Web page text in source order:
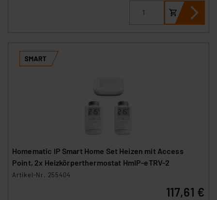
Homematic IP Smart Home Set Heizen mit Access
Point, 2x Heizkörperthermostat HmIP-eTRV-2
Artikel-Nr. 255404
117,61 €